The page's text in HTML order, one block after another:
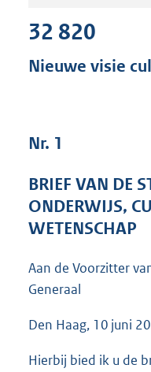
32 820
Nieuwe visie
Nr. 1
BRIEF VAN DE
ONDERWIJS,
WETENSCHAP
Aan de Voorzitter
Generaal
Den Haag, 10 juni
Hierbij bied ik u de